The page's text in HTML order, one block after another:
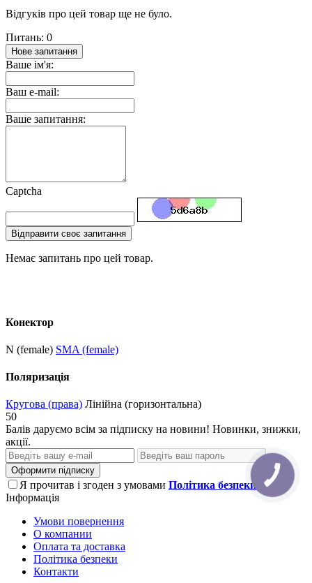
Відгуків про цей товар ще не було.
Питань: 0
Нове запитання
Ваше ім'я:
Ваш e-mail:
Ваше запитання:
Captcha
Відправити своє запитання
Немає запитань про цей товар.
Конектор
N (female) SMA (female)
Поляризація
Кругова (права) Лінійна (горизонтальна)
50
Балів даруємо всім за підписку на новини! Новинки, знижки,
акції.
Оформити підписку
Я прочитав і згоден з умовами Політика безпеки
Інформація
Умови повернення
О компании
Оплата та доставка
Політика безпеки
Контакти